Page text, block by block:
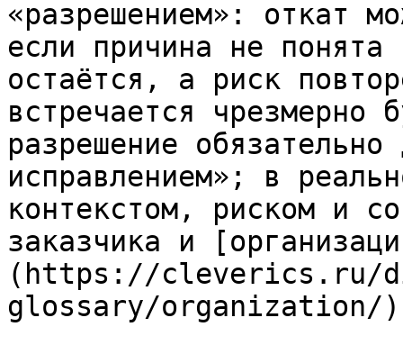
«разрешением»: откат
если причина не
остаётся, а риск
встречается чрезмерно
разрешение
исправлением»; в
контекстом, риском и
заказчика и
(https://cleverics.ru/
glossary/organization/